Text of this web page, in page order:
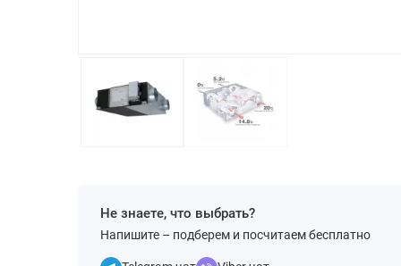
Не знаете, что выбрать?
Напишите – подберем и посчитаем бесплатно